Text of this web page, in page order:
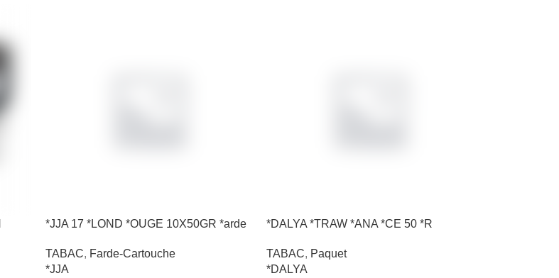
*JJA 17 *LOND *OUGE 10X50GR *arde
TABAC, Farde-Cartouche
*JJA
*DALYA *TRAW *ANA *CE 50 *R
TABAC, Paquet
*DALYA